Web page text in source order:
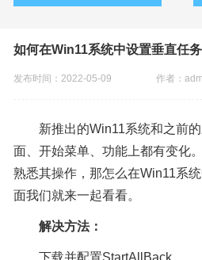
如何在Win11系统中设置垂直任
发布时间：2022-05-09 作者：
新推出的Win11系统和之前的
面、开始菜单、功能上都有变化
熟悉其操作，那怎么在Win11系
面我们就来一起看看。
解决方法：